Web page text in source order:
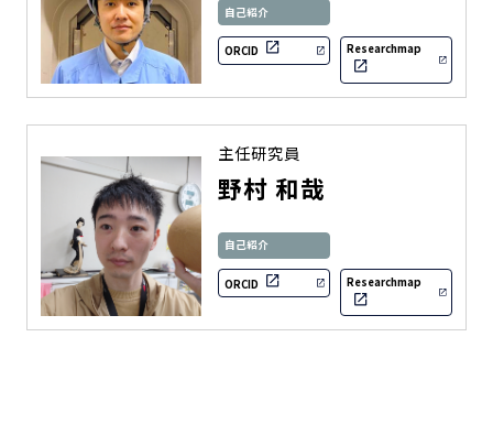
自己紹介
ORCID Researchmap
主任研究員
野村 和哉
自己紹介
ORCID Researchmap